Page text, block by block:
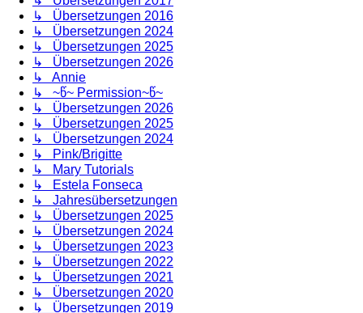
↳ Übersetzungen 2016
↳ Übersetzungen 2024
↳ Übersetzungen 2025
↳ Übersetzungen 2026
↳ Annie
↳ ~წ~ Permission~წ~
↳ Übersetzungen 2026
↳ Übersetzungen 2025
↳ Übersetzungen 2024
↳ Pink/Brigitte
↳ Mary Tutorials
↳ Estela Fonseca
↳ Jahresübersetzungen
↳ Übersetzungen 2025
↳ Übersetzungen 2024
↳ Übersetzungen 2023
↳ Übersetzungen 2022
↳ Übersetzungen 2021
↳ Übersetzungen 2020
↳ Übersetzungen 2019